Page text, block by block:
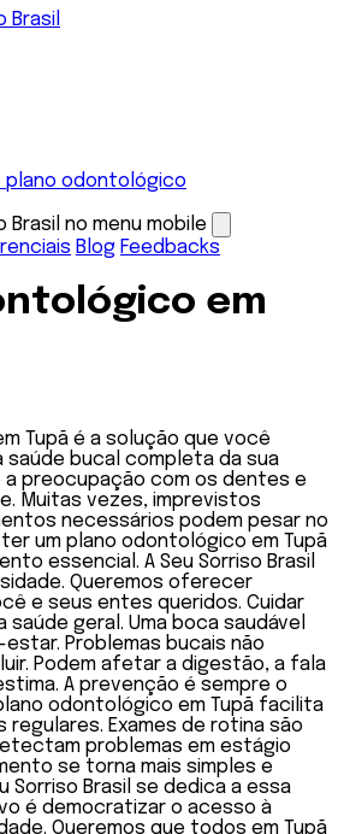
plano odontológico
Blog Feedbacks
em
Tupã é a solução que você
saúde bucal completa da sua
a preocupação com os dentes e
Muitas vezes, imprevistos
necessários podem pesar no
um plano odontológico em Tupã
essencial. A Seu Sorriso Brasil
Queremos oferecer
e seus entes queridos. Cuidar
geral. Uma boca saudável
Problemas bucais não
Podem afetar a digestão, a fala
A prevenção é sempre o
odontológico em Tupã facilita
Exames de rotina são
problemas em estágio
se torna mais simples e
Sorriso Brasil se dedica a essa
é democratizar o acesso à
Queremos que todos em Tupã